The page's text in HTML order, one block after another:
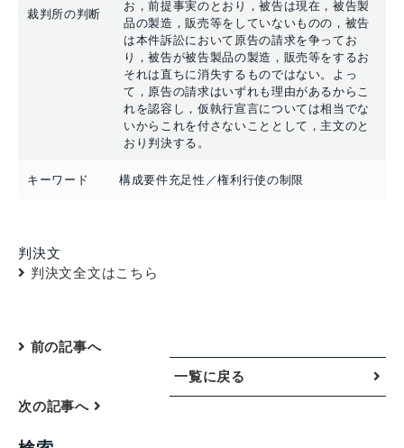
裁判所の判断
お，前提事実のとおり，被告は現在，被告製
品の製造，販売等をしていないものの，被告
は本件訴訟において原告の請求を争ってお
り，被告が被告製品の製造，販売等をするお
それは直ちに消失するものではない。よっ
て，原告の請求はいずれも理由があるからこ
れを認容し，仮執行宣言については相当でな
いからこれを付さないこととして，主文のと
おり判決する。
キーワード 構成要件充足性／権利行使の制限
判決文
判決文全文はこちら
前の記事へ
一覧に戻る
次の記事へ